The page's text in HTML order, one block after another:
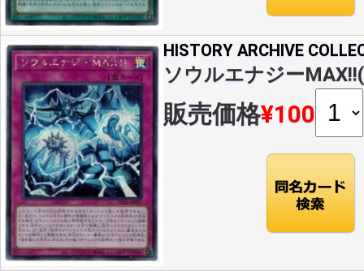
HISTORY ARCHIVE
ソウルエナジー
販売価格¥100